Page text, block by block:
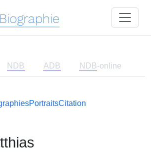
Biographie
NDB ADB NDB-online
PortraitsCitation